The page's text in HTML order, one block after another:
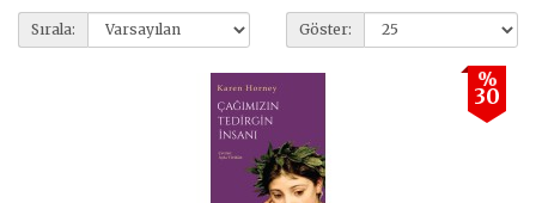
Sırala: Göster:
%
30